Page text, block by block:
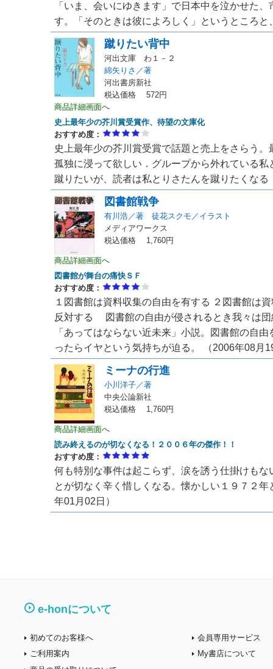
「いま、会いにゆきます」で日本中を泣かせた
す。「そのときは彼によろしく」というところ
蹴りたい背中
河出文庫 わ１－２
綿矢りさ／著
河出書房新社
税込価格 572円
商品詳細画面へ
史上最年少の芥川賞受賞作、待望の文庫化
おすすめ度：
史上最年少の芥川賞受賞で話題と売上をさらう
孤独に浸って欲しい．グループから外れている
蹴りたいが、読者は私とりさたんを蹴りたくなる
図書館戦争
有川浩／著 徒花スクモ／イラスト
メディアワークス
税込価格 1,760円
商品詳細画面へ
図書館が舞台の痛快ＳＦ
おすすめ度：
１図書館は資料収集の自由を有する ２図書館は
反対する 図書館の自由が侵されるとき我々は団
「あってはならない近未来」小説。図書館の自
ったらイヤという気持ちが迫る。 （2006年08月
ミーナの行進
小川洋子／著
中央公論新社
税込価格 1,760円
商品詳細画面へ
読み終えるのが切なくなる！２００６年の傑作！！
おすすめ度：
何も特別な事件は起こらず、涙を誘う仕掛けも
とが切なく辛く惜しくなる。懐かしい１９７２
年01月02日）
e-honについて
初めてのお客様へ
ご利用案内
会員専用サービス
My書店について